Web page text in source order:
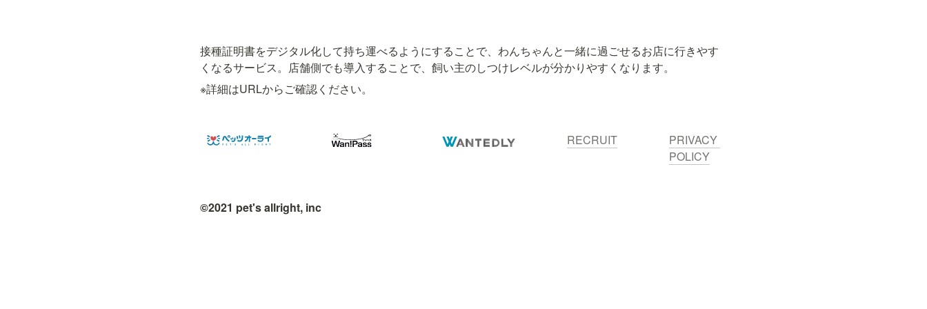
接種証明書をデジタル化して持ち運べるようにすることで、わんちゃんと一緒に過ごせるお店に行きやす
くなるサービス。店舗側でも導入することで、飼い主のしつけレベルが分かりやすくなります。
※詳細はURLからご確認ください。
RECRUIT
PRIVACY
POLICY
©2021 pet's allright, inc